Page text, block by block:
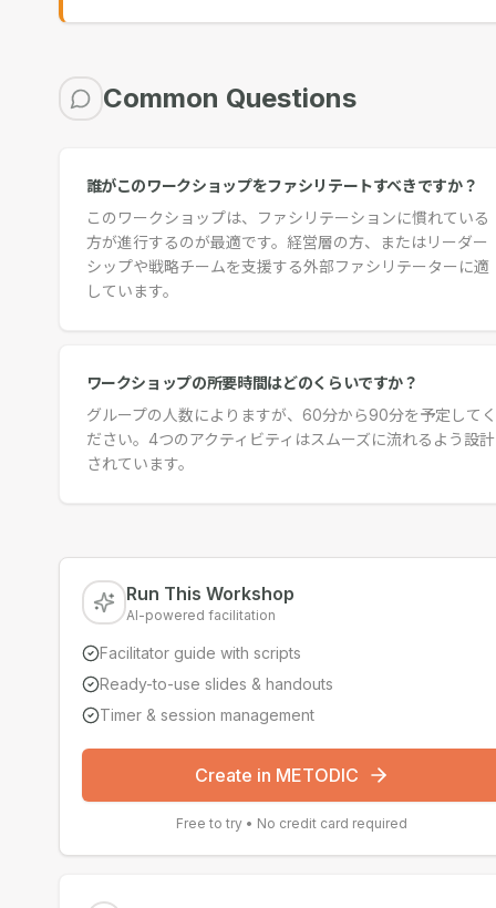
Common Questions
誰がこのワークショップをファシリテートすべきですか？
このワークショップは、ファシリテーションに慣れている
方が進行するのが最適です。経営層の方、またはリーダー
シップや戦略チームを支援する外部ファシリテーターに適
しています。
ワークショップの所要時間はどのくらいですか？
グループの人数によりますが、60分から90分を予定してく
ださい。4つのアクティビティはスムーズに流れるよう設計
されています。
Run This Workshop
AI-powered facilitation
Facilitator guide with scripts
Ready-to-use slides & handouts
Timer & session management
Create in METODIC
Free to try • No credit card required